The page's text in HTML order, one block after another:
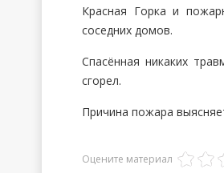
Красная Горка и
соседних домов.
Спасённая никаких
сгорел.
Причина пожара
Оцените материал